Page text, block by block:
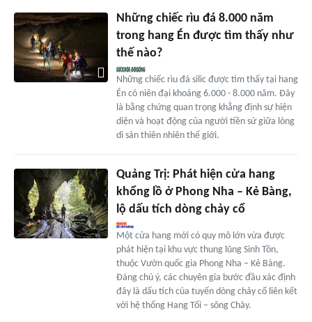
Những chiếc rìu đá 8.000 năm
trong hang Én được tìm thấy như
thế nào?
Những chiếc rìu đá silic được tìm thấy tại hang
Én có niên đại khoảng 6.000 - 8.000 năm. Đây
là bằng chứng quan trọng khẳng định sự hiện
diện và hoạt động của người tiền sử giữa lòng
di sản thiên nhiên thế giới.
Quảng Trị: Phát hiện cửa hang
khổng lồ ở Phong Nha – Kẻ Bàng,
lộ dấu tích dòng chảy cổ
Một cửa hang mới có quy mô lớn vừa được
phát hiện tại khu vực thung lũng Sinh Tồn,
thuộc Vườn quốc gia Phong Nha – Kẻ Bàng.
Đáng chú ý, các chuyên gia bước đầu xác định
đây là dấu tích của tuyến dòng chảy cổ liên kết
với hệ thống Hang Tối – sông Chày.